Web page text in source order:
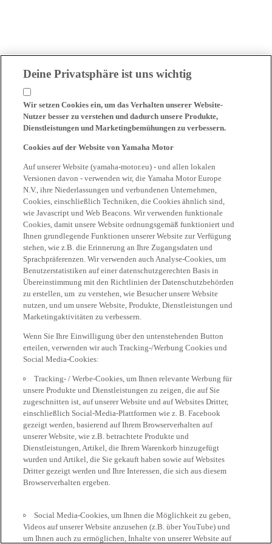
Deine Privatsphäre ist uns wichtig
Wir setzen Cookies ein, um das Verhalten unserer Website-
Nutzer besser zu verstehen und dadurch unsere Produkte,
Dienstleistungen und Marketingbemühungen zu verbessern.
Cookies auf der Website von Yamaha Motor
Auf unserer Website (yamaha-motor.eu) - und allen lokalen
Versionen davon - verwenden wir, die Yamaha Motor Europe
N.V., ihre Niederlassungen und verbundenen Unternehmen,
Cookies, einschließlich Techniken, die Cookies ähnlich sind,
wie Javascript und Web Beacons. Wir verwenden funktionale
Cookies, damit unsere Website ordnungsgemäß funktioniert und
Ihnen grundlegende Funktionen unserer Website zur Verfügung
stehen, wie z.B. die Erinnerung an Ihre Zugangsdaten und
Sprachpräferenzen. Wir verwenden auch Analyse-Cookies, um
Benutzerstatistiken auf einer datenschutzgerechten Basis in
Übereinstimmung mit den Richtlinien der Datenschutzbehörden
zu erstellen, um zu verstehen, wie Besucher unsere Website
nutzen, und um unsere Website, Produkte, Dienstleistungen und
Marketingaktivitäten zu verbessern.
Wenn Sie Ihre Einwilligung über den untenstehenden Button
erteilen, verwenden wir auch Tracking-/Werbung Cookies und
Social Media-Cookies:
Tracking- / Werbe-Cookies, um Ihnen relevante Werbung für
unsere Produkte und Dienstleistungen zu zeigen, die auf Sie
zugeschnitten ist, auf unserer Website und auf Websites Dritter,
einschließlich Social-Media-Plattformen wie z. B. Facebook
gezeigt werden, basierend auf Ihrem Browserverhalten auf
unserer Website, wie z.B. betrachtete Produkte und
Dienstleistungen, Artikel, die Ihrem Warenkorb hinzugefügt
wurden und Artikel, die Sie gekauft haben sowie auf Websites
Dritter gezeigt werden und Ihre Interessen, die sich aus diesem
Browserverhalten ergeben.
Social Media-Cookies, um Ihnen die Möglichkeit zu geben,
Videos auf unserer Website anzusehen (z.B. über YouTube) und
um Ihnen auch zu ermöglichen, Inhalte von unserer Website auf